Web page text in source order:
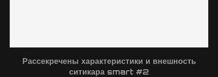
Рассекречены характеристики и внешность
ситикара smart #2